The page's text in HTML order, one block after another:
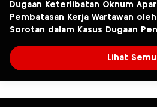
Dugaan Keterlibatan Oknum
Pembatasan Kerja Wartawan
Sorotan dalam Kasus Dugaan
Lihat